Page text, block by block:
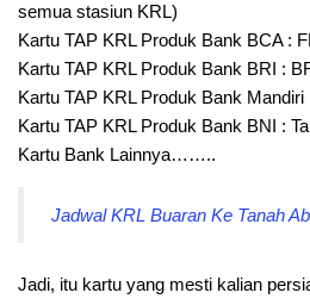
semua stasiun KRL)
Kartu TAP KRL Produk Bank BCA :
Kartu TAP KRL Produk Bank BRI :
Kartu TAP KRL Produk Bank
Kartu TAP KRL Produk Bank BNI :
Kartu Bank Lainnya……..
Jadwal KRL Buaran Ke Tanah
Jadi, itu kartu yang mesti kalian